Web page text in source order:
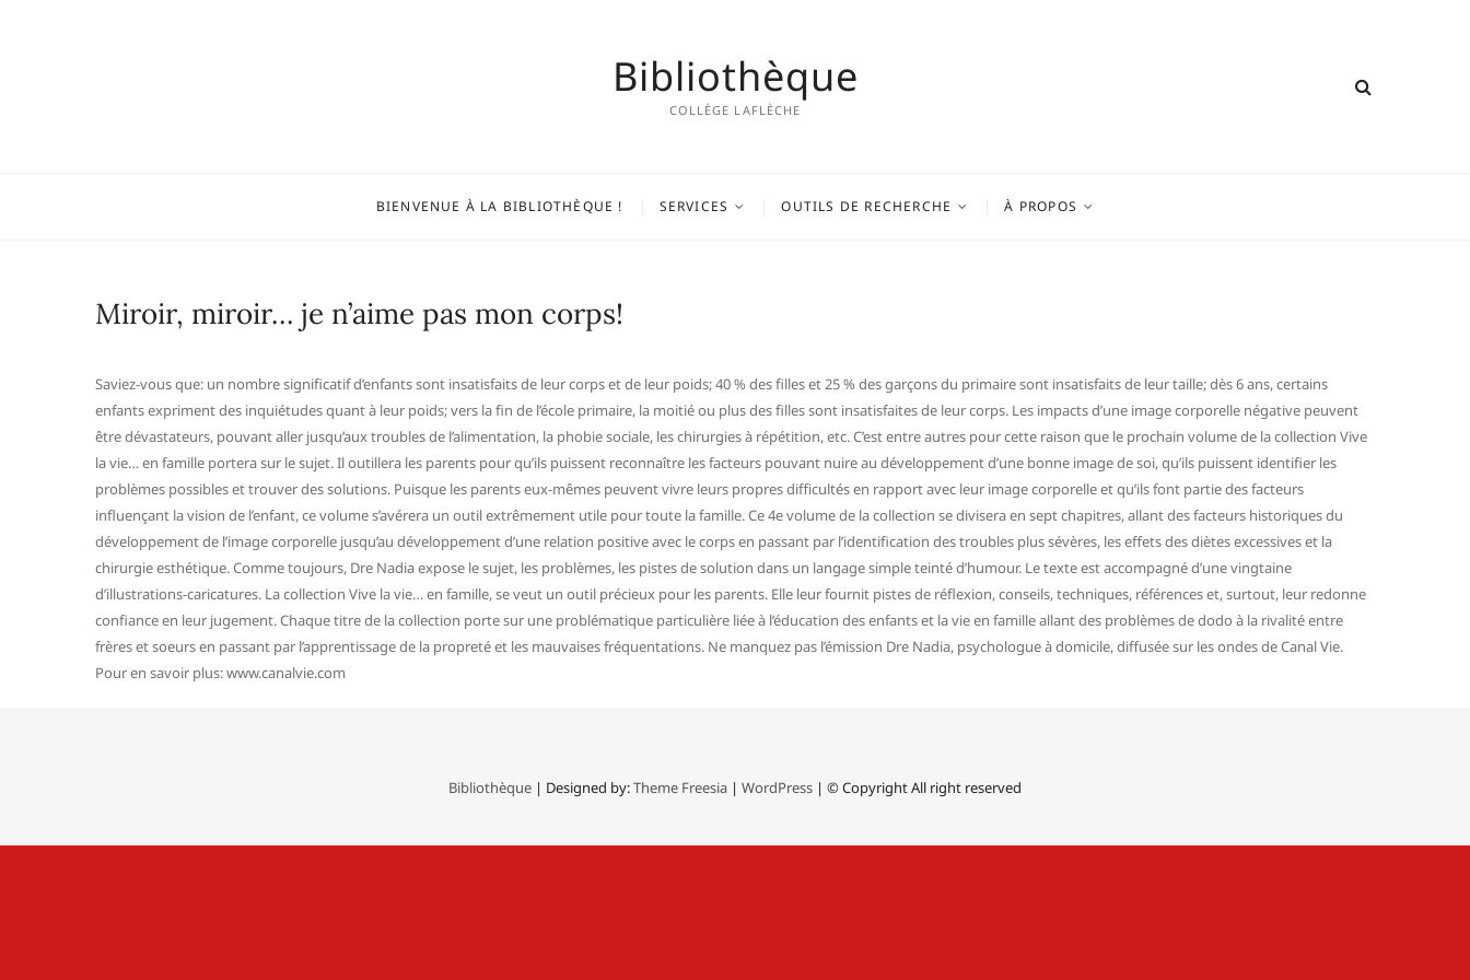
Bibliothèque
COLLÈGE LAFLÈCHE
BIENVENUE À LA BIBLIOTHÈQUE ! SERVICES OUTILS DE RECHERCHE À PROPOS
Miroir, miroir… je n’aime pas mon corps!
Saviez-vous que: un nombre significatif d’enfants sont insatisfaits de leur corps et de leur poids; 40 % des filles et 25 % des garçons du primaire sont insatisfaits de leur taille; dès 6 ans, certains
enfants expriment des inquiétudes quant à leur poids; vers la fin de l’école primaire, la moitié ou plus des filles sont insatisfaites de leur corps. Les impacts d’une image corporelle négative peuvent
être dévastateurs, pouvant aller jusqu’aux troubles de l’alimentation, la phobie sociale, les chirurgies à répétition, etc. C’est entre autres pour cette raison que le prochain volume de la collection Vive
la vie… en famille portera sur le sujet. Il outillera les parents pour qu’ils puissent reconnaître les facteurs pouvant nuire au développement d’une bonne image de soi, qu’ils puissent identifier les
problèmes possibles et trouver des solutions. Puisque les parents eux-mêmes peuvent vivre leurs propres difficultés en rapport avec leur image corporelle et qu’ils font partie des facteurs
influençant la vision de l’enfant, ce volume s’avérera un outil extrêmement utile pour toute la famille. Ce 4e volume de la collection se divisera en sept chapitres, allant des facteurs historiques du
développement de l’image corporelle jusqu’au développement d’une relation positive avec le corps en passant par l’identification des troubles plus sévères, les effets des diètes excessives et la
chirurgie esthétique. Comme toujours, Dre Nadia expose le sujet, les problèmes, les pistes de solution dans un langage simple teinté d’humour. Le texte est accompagné d’une vingtaine
d’illustrations-caricatures. La collection Vive la vie… en famille, se veut un outil précieux pour les parents. Elle leur fournit pistes de réflexion, conseils, techniques, références et, surtout, leur redonne
confiance en leur jugement. Chaque titre de la collection porte sur une problématique particulière liée à l’éducation des enfants et la vie en famille allant des problèmes de dodo à la rivalité entre
frères et soeurs en passant par l’apprentissage de la propreté et les mauvaises fréquentations. Ne manquez pas l’émission Dre Nadia, psychologue à domicile, diffusée sur les ondes de Canal Vie.
Pour en savoir plus: www.canalvie.com
Bibliothèque | Designed by:Theme Freesia | WordPress | © Copyright All right reserved